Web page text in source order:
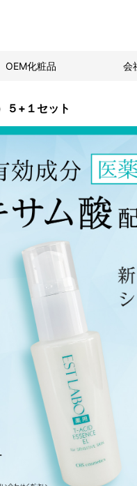
OEM化粧品 会
５+１セット